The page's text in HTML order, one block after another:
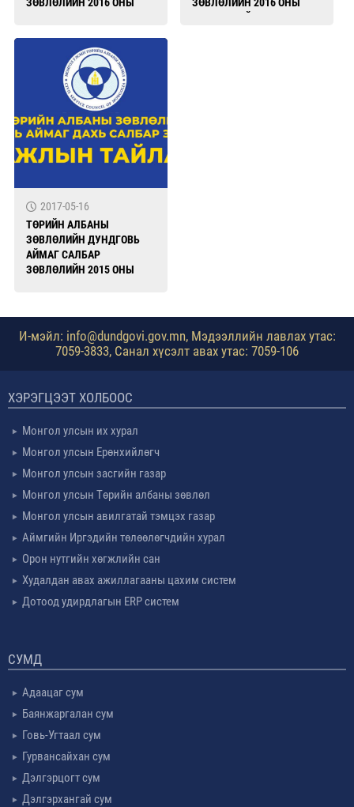
2017-05-16
ТӨРИЙН АЛБАНЫ
ЗӨВЛӨЛИЙН ДУНДГОВЬ
АЙМАГ САЛБАР
ЗӨВЛӨЛИЙН 2015 ОНЫ
И-мэйл: info@dundgovi.gov.mn, Мэдээллийн лавлах утас:
7059-3833, Санал хүсэлт авах утас: 7059-106
ХЭРЭГЦЭЭТ ХОЛБООС
Монгол улсын их хурал
Монгол улсын Ерөнхийлөгч
Монгол улсын засгийн газар
Монгол улсын Төрийн албаны зөвлөл
Монгол улсын авилгатай тэмцэх газар
Аймгийн Иргэдийн төлөөлөгчдийн хурал
Орон нутгийн хөгжлийн сан
Худалдан авах ажиллагааны цахим систем
Дотоод удирдлагын ERP систем
СУМД
Адаацаг сум
Баянжаргалан сум
Говь-Угтаал сум
Гурвансайхан сум
Дэлгэрцогт сум
Дэлгэрхангай сум